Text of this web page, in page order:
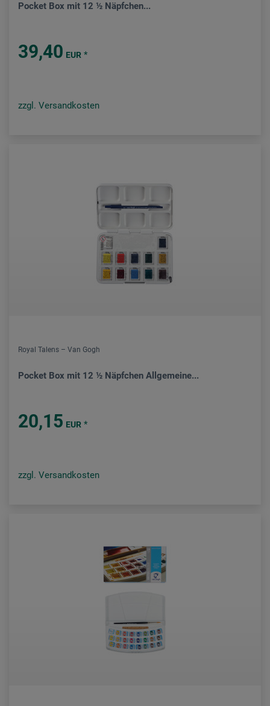
Pocket Box mit 12 ½ Näpfchen...
39,40 EUR *
zzgl. Versandkosten
Royal Talens – Van Gogh
Pocket Box mit 12 ½ Näpfchen Allgemeine...
20,15 EUR *
zzgl. Versandkosten